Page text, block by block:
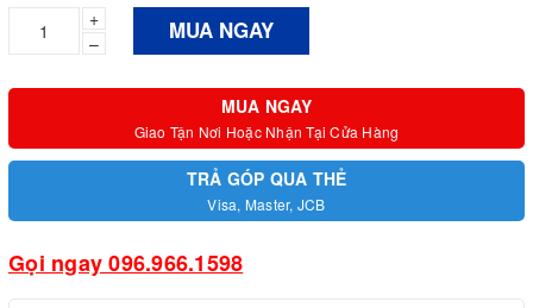
+
–
MUA NGAY
MUA NGAY
Giao Tận Nơi Hoặc Nhận Tại Cửa Hàng
TRẢ GÓP QUA THẺ
Visa, Master, JCB
Gọi ngay 096.966.1598